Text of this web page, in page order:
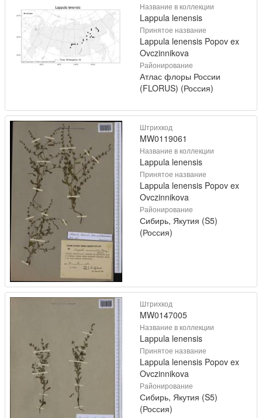
Название в коллекции
Lappula lenensis
Принятое название
Lappula lenensis Popov ex
Ovczinnikova
Районирование
Атлас флоры России
(FLORUS) (Россия)
Штрихкод
MW0119061
Название в коллекции
Lappula lenensis
Принятое название
Lappula lenensis Popov ex
Ovczinnikova
Районирование
Сибирь, Якутия (S5)
(Россия)
Штрихкод
MW0147005
Название в коллекции
Lappula lenensis
Принятое название
Lappula lenensis Popov ex
Ovczinnikova
Районирование
Сибирь, Якутия (S5)
(Россия)